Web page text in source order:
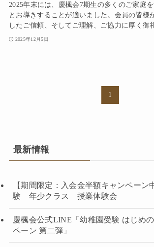
2025年末には、慶楓会7期生の多くのご家庭
とお導きすることが適いました。会員の皆様
したご信頼、そしてご理解、ご協力に厚く御
2025年12月5日
1
最新情報
【期間限定：入会金半額キャンペーン
験 年少クラス 授業体験会
慶楓会公式LINE「幼稚園受験 はじめ
ペーン 第二弾」